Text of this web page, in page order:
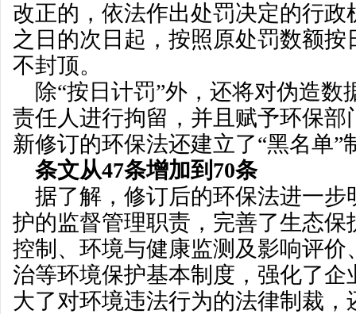
改正的，依法作出处罚决定的行政
之日的次日起，按照原处罚数额
不封顶。
除“按日计罚”外，还将对伪造数
责任人进行拘留，并且赋予环保部
新修订的环保法还建立了“黑名单”
条文从47条增加到70条
据了解，修订后的环保法进一步
护的监督管理职责，完善了生态保
控制、环境与健康监测及影响评价
治等环境保护基本制度，强化了企
大了对环境违法行为的法律制裁